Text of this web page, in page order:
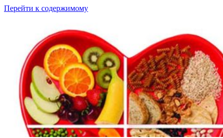
Перейти к содержимому